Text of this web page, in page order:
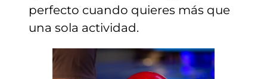
perfecto cuando quieres más que
una sola actividad.